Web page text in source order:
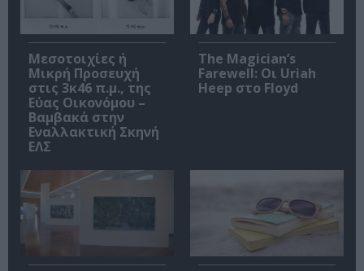
Μεσοτοιχίες ή
Μικρή Προσευχή
στις 3κ46 π.μ., της
Εύας Οικονόμου –
Βαμβακά στην
Εναλλακτική Σκηνή
ΕΛΣ
The Magician’s
Farewell: Οι Uriah
Heep στο Floyd